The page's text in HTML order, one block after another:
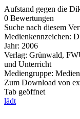
Aufstand gegen die
0 Bewertungen
Suche nach diesem
Medienkennzeichen:
Jahr: 2006
Verlag: Grünwald,
und Unterricht
Mediengruppe:
Zum Download von
Tab geöffnet
lädt